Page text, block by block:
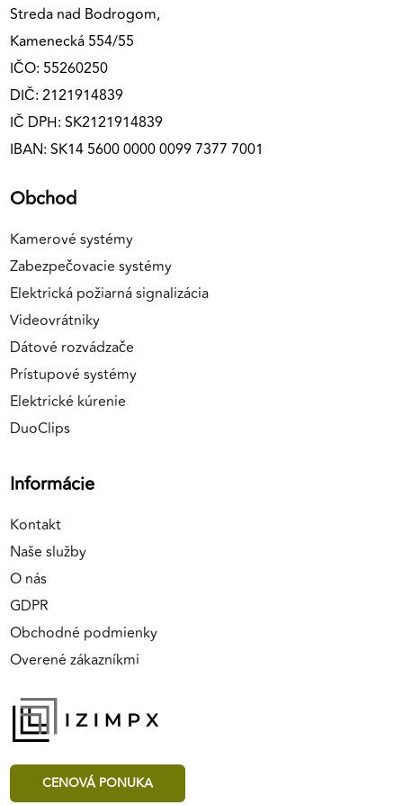
Streda nad Bodrogom,
Kamenecká 554/55
IČO: 55260250
DIČ: 2121914839
IČ DPH: SK2121914839
IBAN: SK14 5600 0000 0099 7377 7001
Obchod
Kamerové systémy
Zabezpečovacie systémy
Elektrická požiarná signalizácia
Videovrátniky
Dátové rozvádzače
Prístupové systémy
Elektrické kúrenie
DuoClips
Informácie
Kontakt
Naše služby
O nás
GDPR
Obchodné podmienky
Overené zákazníkmi
CENOVÁ PONUKA